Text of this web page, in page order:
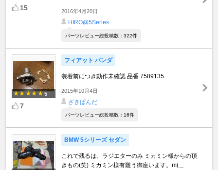
15 2016年4月20日
HIRO@5Series
パーツレビュー総投稿数：322件
5
7
フィアット パンダ
装着前につき動作未確認 品番 7589135
2015年10月4日
ざきぱんだ
パーツレビュー総投稿数：16件
BMW 5シリーズ セダン
これで残るは、ラジエターのみ ミカミン様からの頂
きもの(笑) ミカミン様有難う御座います。m(＿